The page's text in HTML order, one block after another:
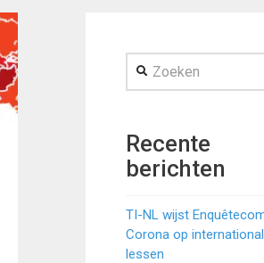
Zoeken
Recente
berichten
TI-NL wijst
Corona op
lessen